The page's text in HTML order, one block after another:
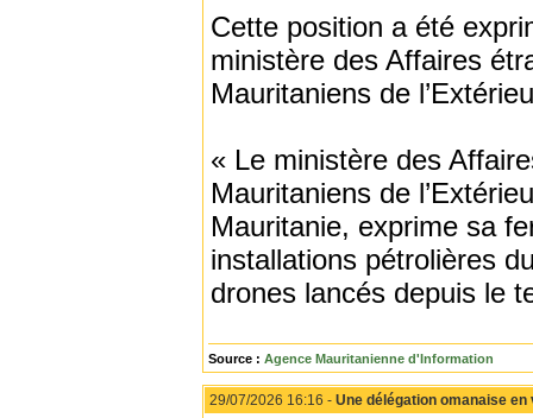
Cette position a été
ministère des Affaires
Mauritaniens de
« Le ministère des
Mauritaniens de
Mauritanie, exprime sa
installations pétrolières
drones lancés depuis le
Source : Agence Mauritanienne d'Information
29/07/2026 16:16 - Une délégation omanaise